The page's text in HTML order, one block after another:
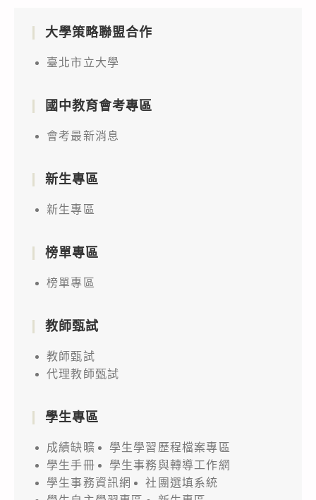
大學策略聯盟合作
臺北市立大學
國中教育會考專區
會考最新消息
新生專區
新生專區
榜單專區
榜單專區
教師甄試
教師甄試
代理教師甄試
學生專區
成績缺曠
學生學習歷程檔案專區
學生手冊
學生事務與轉導工作網
學生事務資訊網
社團選填系統